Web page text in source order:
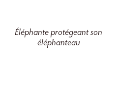
Éléphante protégeant son
éléphanteau